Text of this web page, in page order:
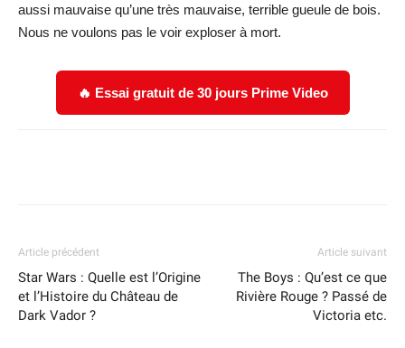
aussi mauvaise qu’une très mauvaise, terrible gueule de bois.
Nous ne voulons pas le voir exploser à mort.
🔥 Essai gratuit de 30 jours Prime Video
Article précédent
Star Wars : Quelle est l’Origine
et l’Histoire du Château de
Dark Vador ?
Article suivant
The Boys : Qu’est ce que
Rivière Rouge ? Passé de
Victoria etc.